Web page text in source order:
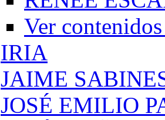
Ver
IRIA
JAIME
JOSÉ EMILIO